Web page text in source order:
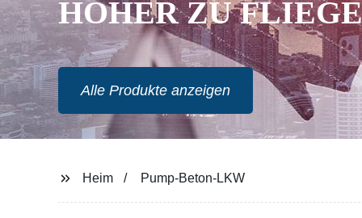
HÖHER ZU
Alle Produkte anzeigen
Heim Pump-Beton-LKW